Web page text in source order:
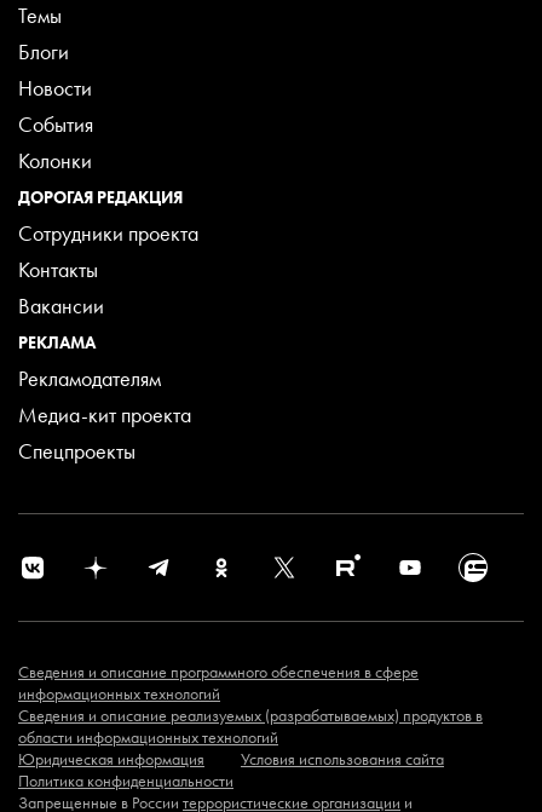
Темы
Блоги
Новости
События
Колонки
ДОРОГАЯ РЕДАКЦИЯ
Сотрудники проекта
Контакты
Вакансии
РЕКЛАМА
Рекламодателям
Медиа-кит проекта
Спецпроекты
Запрещенные в России террористические организации и
Сведения и описание программного обеспечения в сфере
информационных технологий
Сведения и описание реализуемых (разрабатываемых) продуктов в
области информационных технологий
Юридическая информация
Условия использования сайта
Политика конфиденциальности